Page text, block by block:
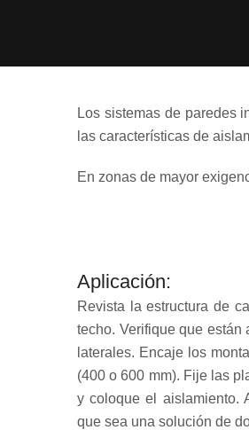
Los sistemas de paredes
las características de
En zonas de mayor
Aplicación:
Revista la estructura de
techo. Verifique que están
laterales. Encaje los
(400 o 600 mm). Fije las
y coloque el aislamiento.
que sea una solución de